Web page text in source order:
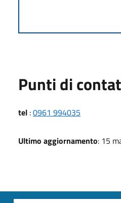
Punti di
tel :0961 994035
Ultimo aggiornamento: 15